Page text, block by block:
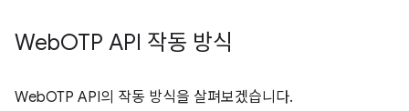
WebOTP API 작동 방식
WebOTP API의 작동 방식을 살펴보겠습니다.